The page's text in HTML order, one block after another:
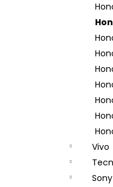
Vivo
Sony